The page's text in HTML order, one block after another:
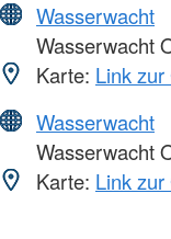
Wasserwacht
Wasserwacht
Karte: Link
Wasserwacht
Wasserwacht
Karte: Link